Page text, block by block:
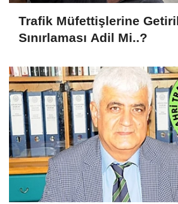
Trafik Müfettişlerine
Sınırlaması Adil Mi..?